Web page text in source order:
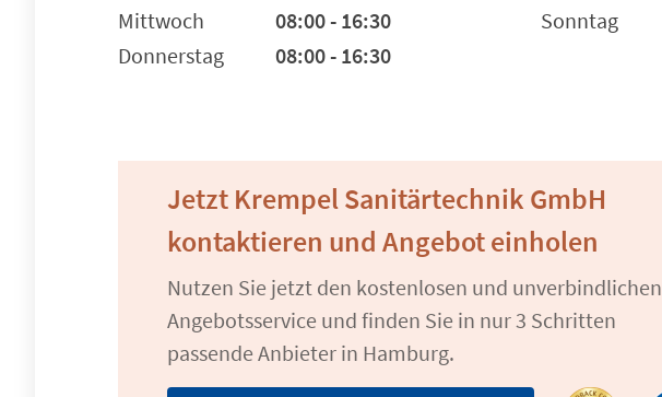
Mittwoch
08:00 - 16:30
Donnerstag
08:00 - 16:30
Sonntag
Jetzt Krempel Sanitärtechnik GmbH
kontaktieren und Angebot einholen
Nutzen Sie jetzt den kostenlosen und unverbindlichen
Angebotsservice und finden Sie in nur 3 Schritten
passende Anbieter in Hamburg.